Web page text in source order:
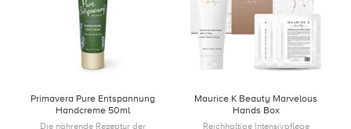
Primavera Pure Entspannung
Handcreme 50ml
Die nährende Rezeptur der
Maurice K Beauty Marvelous
Hands Box
Reichhaltige Intensivpflege